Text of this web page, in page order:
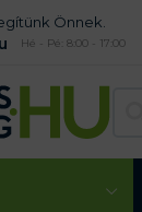
Önnek.
Hé - Pé: 8:00 - 17:00